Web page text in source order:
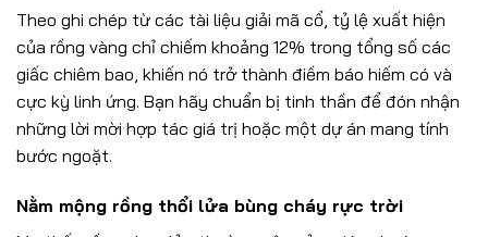
Theo ghi chép từ các tài liệu giải mã cổ, tỷ lệ xuất hiện
của rồng vàng chỉ chiếm khoảng 12% trong tổng số các
giấc chiêm bao, khiến nó trở thành điềm báo hiếm có và
cực kỳ linh ứng. Bạn hãy chuẩn bị tinh thần để đón nhận
những lời mời hợp tác giá trị hoặc một dự án mang tính
bước ngoặt.
Nằm mộng rồng thổi lửa bùng cháy rực trời